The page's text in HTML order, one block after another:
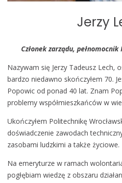
Jerzy
Członek zarządu,
Nazywam się Jerzy Tadeusz Lech,
bardzo niedawno skończyłem 70.
Popowic od ponad 40 lat. Znam
problemy współmieszkańców w
Ukończyłem Politechnikę
doświadczenie zawodach
zasobami ludzkimi a także życiowe.
Na emeryturze w ramach
pogłębiam wiedzę z obszaru